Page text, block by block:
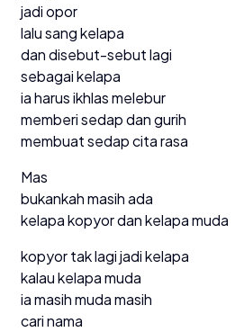
jadi opor
lalu sang kelapa
dan disebut-sebut lagi
sebagai kelapa
ia harus ikhlas melebur
memberi sedap dan gurih
membuat sedap cita rasa
Mas
bukankah masih ada
kelapa kopyor dan kelapa muda
kopyor tak lagi jadi kelapa
kalau kelapa muda
ia masih muda masih
cari nama